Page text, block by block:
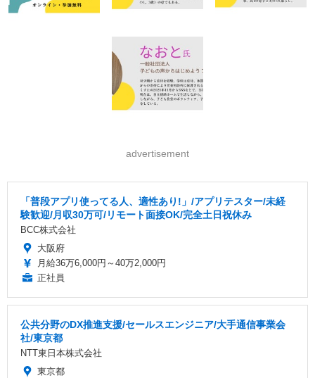
advertisement
「普段アプリ使ってる人、適性あり!」/アプリテスター/未経
験歓迎/月収30万可/リモート面接OK/完全土日祝休み
BCC株式会社
大阪府
月給36万6,000円～40万2,000円
正社員
公共分野のDX推進支援/セールスエンジニア/大手通信事業会
社/東京都
NTT東日本株式会社
東京都